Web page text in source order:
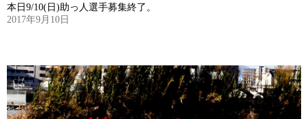
本日9/10(日)助っ人選手募集終了。
2017年9月10日